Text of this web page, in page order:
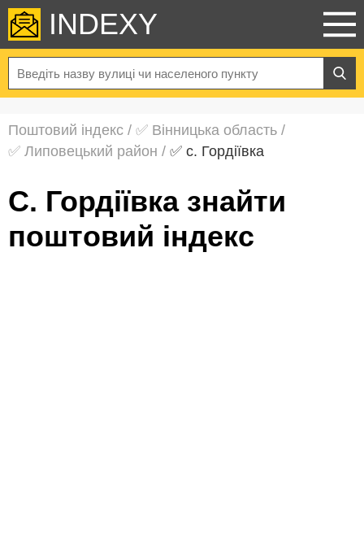
INDEXY
Поштовий індекс / ✅ Вінницька область /
✅ Липовецький район / ✅ с. Гордіївка
с. Гордіївка знайти
поштовий індекс